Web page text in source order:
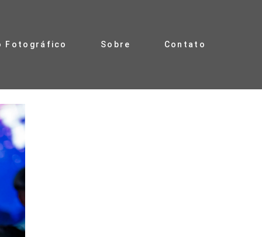
Fotográfico Sobre Contato